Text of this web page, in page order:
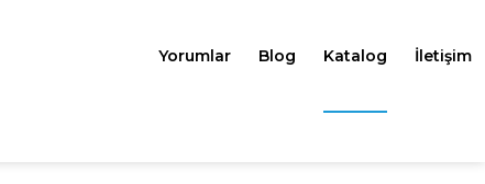
Yorumlar Blog Katalog İletişim